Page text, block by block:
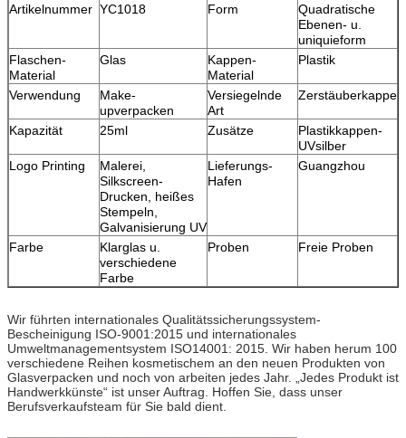
Artikelnummer YC1018 Form
Quadratische
Ebenen- u.
uniquieform
Flaschen-
Material
Glas
Kappen-
Material
Plastik
Verwendung
Make-
upverpacken
Versiegelnde
Art
Zerstäuberkappe
Kapazität 25ml Zusätze
Plastikkappen-
UVsilber
Logo Printing
Malerei,
Silkscreen-
Drucken, heißes
Stempeln,
Galvanisierung UV
Lieferungs-
Hafen
Guangzhou
Farbe
Klarglas u.
verschiedene
Farbe
Proben Freie Proben
Wir führten internationales Qualitätssicherungssystem-
Bescheinigung ISO-9001:2015 und internationales
Umweltmanagementsystem ISO14001: 2015. Wir haben herum 100
verschiedene Reihen kosmetischem an den neuen Produkten von
Glasverpacken und noch von arbeiten jedes Jahr. „Jedes Produkt ist
Handwerkkünste“ ist unser Auftrag. Hoffen Sie, dass unser
Berufsverkaufsteam für Sie bald dient.